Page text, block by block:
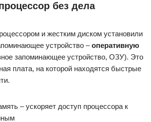
без дела
и жестким диском установили
устройство –оперативную
запоминающее устройство, ОЗУ). Это
плата, на которой находятся быстрые